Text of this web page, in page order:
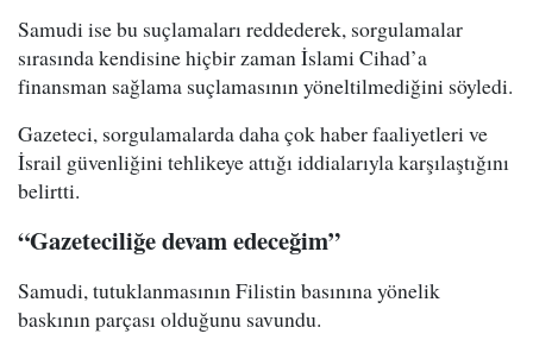
Samudi ise bu suçlamaları reddederek, sorgulamalar
sırasında kendisine hiçbir zaman İslami Cihad’a
finansman sağlama suçlamasının yöneltilmediğini söyledi.
Gazeteci, sorgulamalarda daha çok haber faaliyetleri ve
İsrail güvenliğini tehlikeye attığı iddialarıyla karşılaştığını
belirtti.
“Gazeteciliğe devam edeceğim”
Samudi, tutuklanmasının Filistin basınına yönelik
baskının parçası olduğunu savundu.